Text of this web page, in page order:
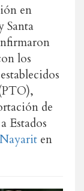
en
Santa
los
de
Estados
Nayarit en